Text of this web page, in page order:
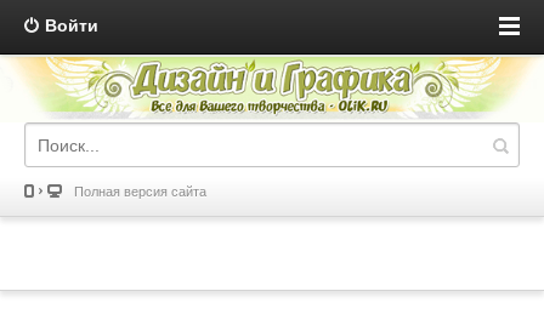
Войти
Полная версия сайта